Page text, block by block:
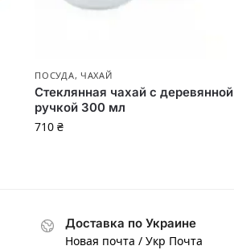
ПОСУДА, ЧАХАЙ
Стеклянная чахай с деревянной
ручкой 300 мл
710₴
Доставка по Украине
Новая почта / Укр Почта